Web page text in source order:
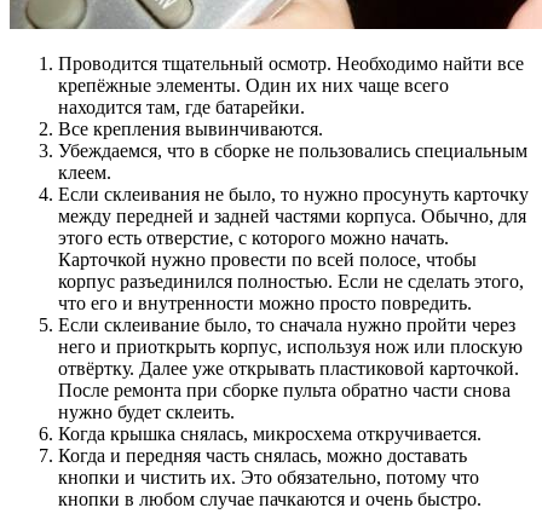
Проводится тщательный осмотр. Необходимо найти все
крепёжные элементы. Один их них чаще всего
находится там, где батарейки.
Все крепления вывинчиваются.
Убеждаемся, что в сборке не пользовались специальным
клеем.
Если склеивания не было, то нужно просунуть карточку
между передней и задней частями корпуса. Обычно, для
этого есть отверстие, с которого можно начать.
Карточкой нужно провести по всей полосе, чтобы
корпус разъединился полностью. Если не сделать этого,
что его и внутренности можно просто повредить.
Если склеивание было, то сначала нужно пройти через
него и приоткрыть корпус, используя нож или плоскую
отвёртку. Далее уже открывать пластиковой карточкой.
После ремонта при сборке пульта обратно части снова
нужно будет склеить.
Когда крышка снялась, микросхема откручивается.
Когда и передняя часть снялась, можно доставать
кнопки и чистить их. Это обязательно, потому что
кнопки в любом случае пачкаются и очень быстро.